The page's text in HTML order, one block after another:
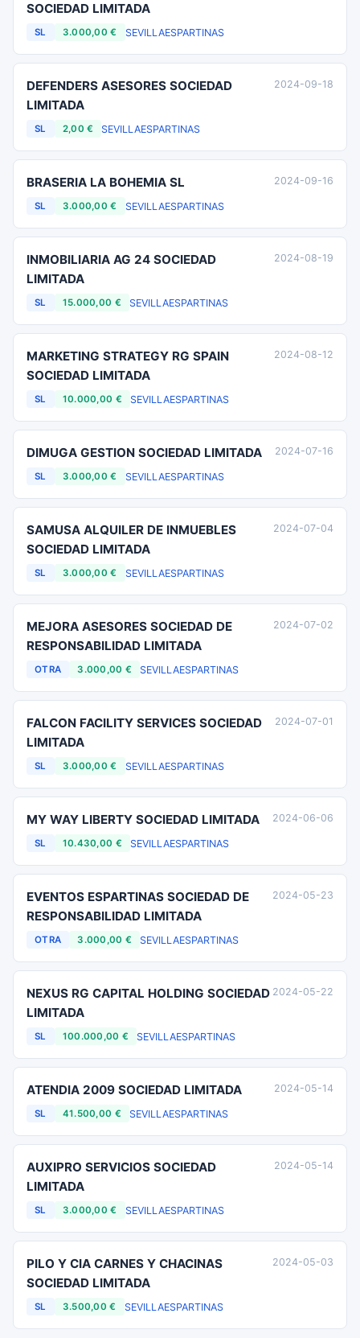
SOCIEDAD LIMITADA
SL 3.000,00 € SEVILLAESPARTINAS
DEFENDERS ASESORES SOCIEDAD
LIMITADA
SL 2,00 € SEVILLAESPARTINAS
2024-09-18
BRASERIA LA BOHEMIA SL
SL 3.000,00 € SEVILLAESPARTINAS
2024-09-16
INMOBILIARIA AG 24 SOCIEDAD
LIMITADA
SL 15.000,00 € SEVILLAESPARTINAS
2024-08-19
MARKETING STRATEGY RG SPAIN
SOCIEDAD LIMITADA
SL 10.000,00 € SEVILLAESPARTINAS
2024-08-12
DIMUGA GESTION SOCIEDAD LIMITADA
SL 3.000,00 € SEVILLAESPARTINAS
2024-07-16
SAMUSA ALQUILER DE INMUEBLES
SOCIEDAD LIMITADA
SL 3.000,00 € SEVILLAESPARTINAS
2024-07-04
MEJORA ASESORES SOCIEDAD DE
RESPONSABILIDAD LIMITADA
OTRA 3.000,00 € SEVILLAESPARTINAS
2024-07-02
FALCON FACILITY SERVICES SOCIEDAD
LIMITADA
SL 3.000,00 € SEVILLAESPARTINAS
2024-07-01
MY WAY LIBERTY SOCIEDAD LIMITADA
SL 10.430,00 € SEVILLAESPARTINAS
2024-06-06
EVENTOS ESPARTINAS SOCIEDAD DE
RESPONSABILIDAD LIMITADA
OTRA 3.000,00 € SEVILLAESPARTINAS
2024-05-23
NEXUS RG CAPITAL HOLDING SOCIEDAD
LIMITADA
SL 100.000,00 € SEVILLAESPARTINAS
2024-05-22
ATENDIA 2009 SOCIEDAD LIMITADA
SL 41.500,00 € SEVILLAESPARTINAS
2024-05-14
AUXIPRO SERVICIOS SOCIEDAD
LIMITADA
SL 3.000,00 € SEVILLAESPARTINAS
2024-05-14
PILO Y CIA CARNES Y CHACINAS
SOCIEDAD LIMITADA
SL 3.500,00 € SEVILLAESPARTINAS
2024-05-03